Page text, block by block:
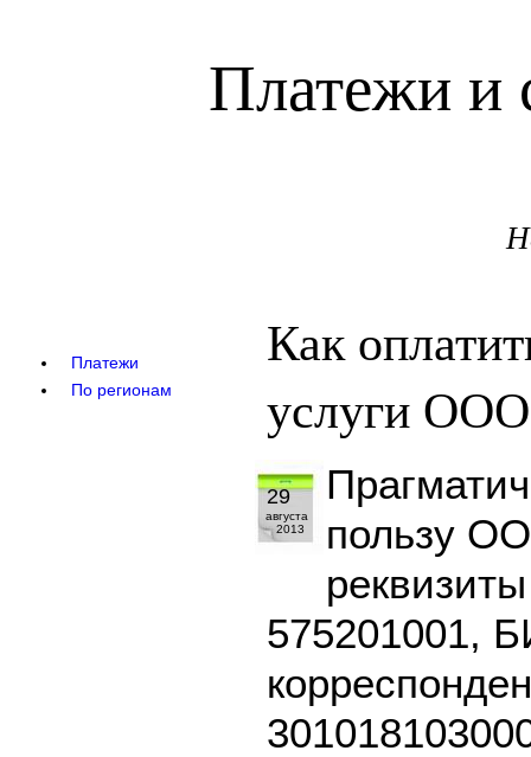
Платежи и
Платежи
По регионам
Как
услуги
29
августа
2013
пользу
575201001,